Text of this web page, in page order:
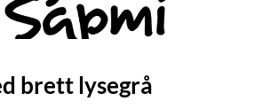
brett lysegrå